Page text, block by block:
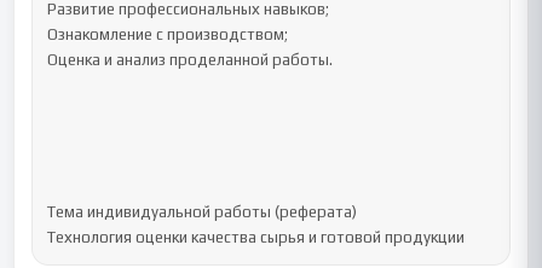
Развитие профессиональных навыков;
Ознакомление с производством;
Оценка и анализ проделанной работы.
Тема индивидуальной работы (реферата)
Технология оценки качества сырья и готовой продукции